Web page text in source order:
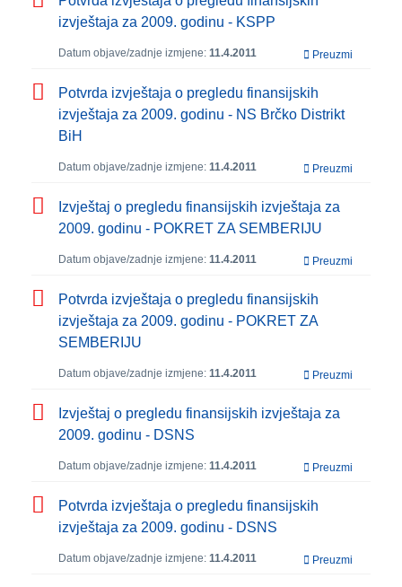
izvještaja za 2009. godinu - KSPP
Datum objave/zadnje izmjene: 11.4.2011 Preuzmi
Potvrda izvještaja o pregledu finansijskih
izvještaja za 2009. godinu - NS Brčko Distrikt
BiH
Datum objave/zadnje izmjene: 11.4.2011 Preuzmi
Izvještaj o pregledu finansijskih izvještaja za
2009. godinu - POKRET ZA SEMBERIJU
Datum objave/zadnje izmjene: 11.4.2011 Preuzmi
Potvrda izvještaja o pregledu finansijskih
izvještaja za 2009. godinu - POKRET ZA
SEMBERIJU
Datum objave/zadnje izmjene: 11.4.2011 Preuzmi
Izvještaj o pregledu finansijskih izvještaja za
2009. godinu - DSNS
Datum objave/zadnje izmjene: 11.4.2011 Preuzmi
Potvrda izvještaja o pregledu finansijskih
izvještaja za 2009. godinu - DSNS
Datum objave/zadnje izmjene: 11.4.2011 Preuzmi